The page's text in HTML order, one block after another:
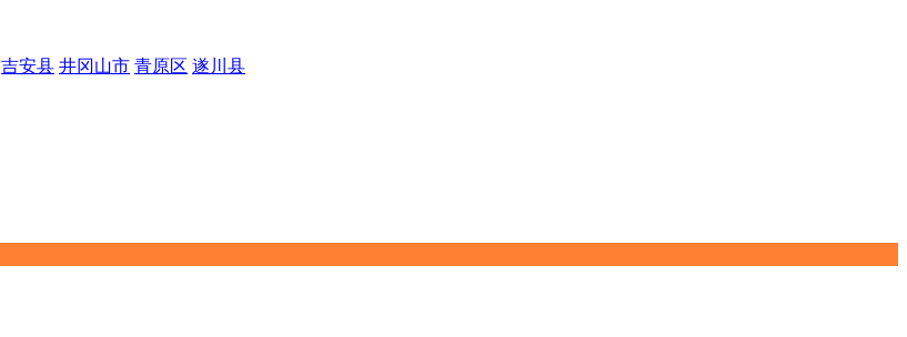
吉安县 井冈山市 青原区 遂川县